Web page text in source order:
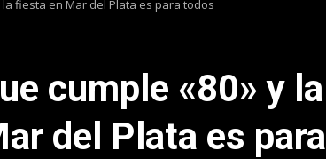
fiesta en Mar del Plata es para todos
cumple «80» y la
del Plata es para